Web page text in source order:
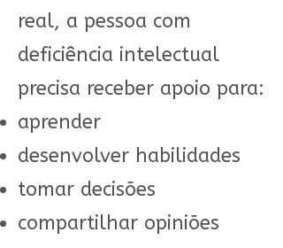
real, a pessoa com
deficiência intelectual
precisa receber apoio para:
aprender
desenvolver habilidades
tomar decisões
compartilhar opiniões